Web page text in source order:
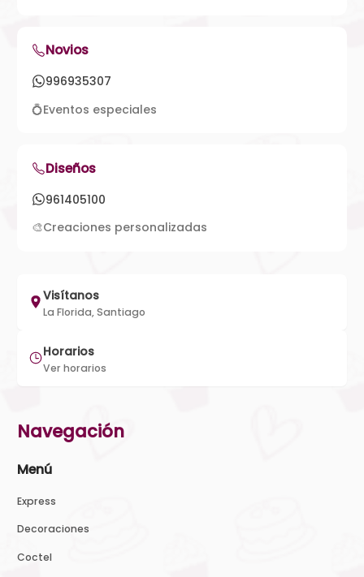
Novios
996935307
💍Eventos especiales
Diseños
961405100
🎨Creaciones personalizadas
Visítanos
La Florida, Santiago
Horarios
Ver horarios
Navegación
Menú
Express
Decoraciones
Coctel